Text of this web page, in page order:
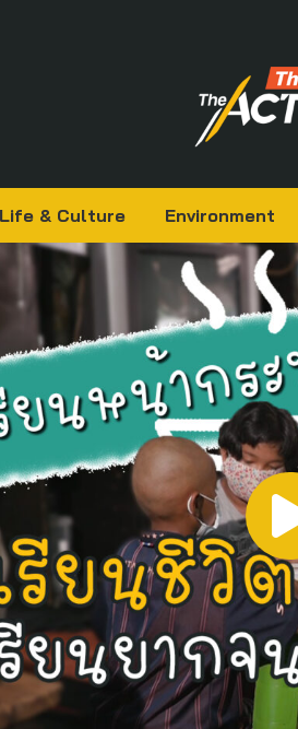
Life & Culture Environment